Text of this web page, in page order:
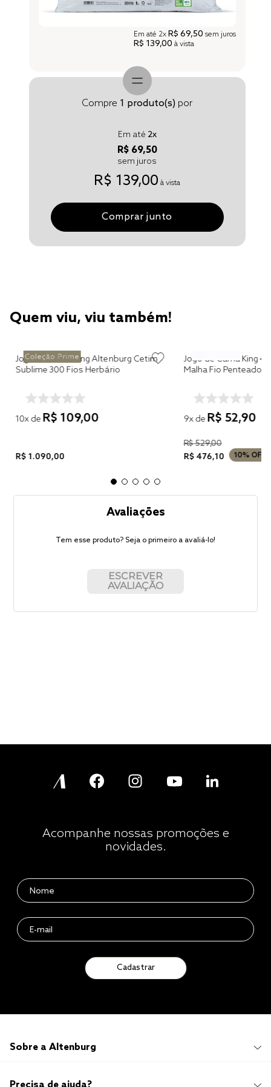
Em até 2x R$ 69,50 sem juros
R$ 139,00 à vista
Compre 1 produto(s) por
Em até 2x
R$ 69,50
sem juros
R$ 139,00 à vista
Comprar junto
Quem viu, viu também!
Jogo de Cama King Altenburg Cetim
Sublime 300 Fios Herbário
10x de R$ 109,00
R$ 1.090,00
Jogo de Cama King 4
Malha Fio Penteado
9x de R$ 52,90
R$529,00
R$476,10 10% OFF
Avaliações
Tem esse produto? Seja o primeiro a avaliá-lo!
ESCREVER
AVALIAÇÃO
Acompanhe nossas promoções e
novidades.
Cadastrar
Sobre a Altenburg
Institucional